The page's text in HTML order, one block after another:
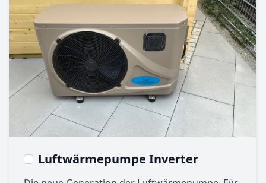
Luftwärmepumpe Inverter